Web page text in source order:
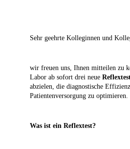
Sehr geehrte Kolleginnen und
wir freuen uns, Ihnen mitteilen zu
Labor ab sofort drei neue
abzielen, die diagnostische
Patientenversorgung zu optimieren.
Was ist ein Reflextest?